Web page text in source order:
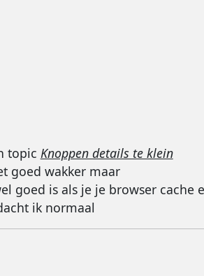
topic Knoppen details te klein
goed wakker maar
goed is als je je browser cache
ik normaal